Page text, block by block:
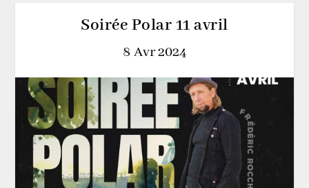
Soirée Polar 11 avril
8 Avr 2024